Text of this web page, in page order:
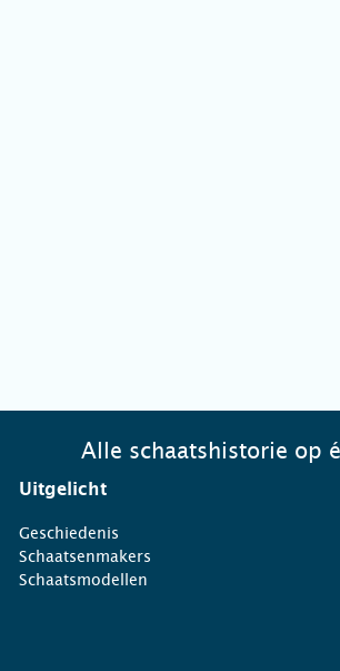
Alle schaatshistorie op
Uitgelicht
Geschiedenis
Schaatsenmakers
Schaatsmodellen